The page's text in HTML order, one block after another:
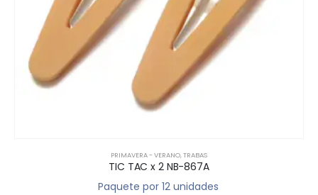
PRIMAVERA - VERANO,TRABAS
TIC TAC x 2 NB-867A
Paquete por 12 unidades